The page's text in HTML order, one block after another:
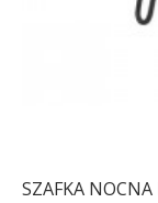
SZAFKA